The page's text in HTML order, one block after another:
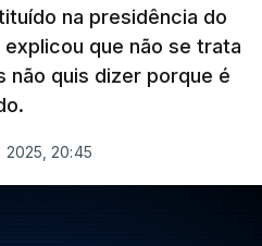
na presidência do
que não se trata
não quis dizer porque é
2025, 20:45